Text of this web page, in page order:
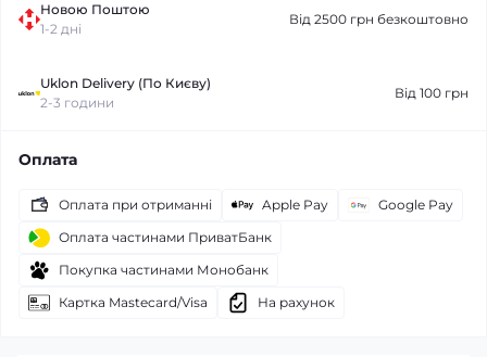
Новою Поштою
1-2 дні
Від 2500 грн безкоштовно
Uklon Delivery (По Києву)
2-3 години
Від 100 грн
Оплата
Оплата при отриманні Apple Pay
Google Pay
Оплата частинами ПриватБанк
Покупка частинами Монобанк
Картка Mastecard/Visa
На рахунок